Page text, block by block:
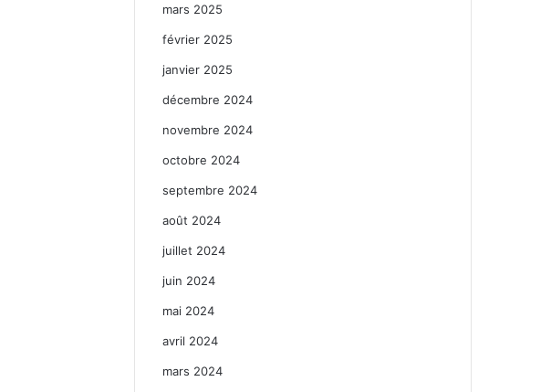
mars 2025
février 2025
janvier 2025
décembre 2024
novembre 2024
octobre 2024
septembre 2024
août 2024
juillet 2024
juin 2024
mai 2024
avril 2024
mars 2024